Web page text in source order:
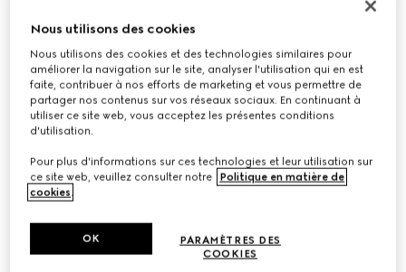
THE WHISPERING GROVE
Nous utilisons des cookies
Nous utilisons des cookies et des technologies similaires pour
améliorer la navigation sur le site, analyser l'utilisation qui en est
faite, contribuer à nos efforts de marketing et vous permettre de
partager nos contenus sur vos réseaux sociaux. En continuant à
utiliser ce site web, vous acceptez les présentes conditions
d'utilisation.
Pour plus d'informations sur ces technologies et leur utilisation sur
ce site web, veuillez consulter notre
Politique en matière de
cookies.
PARAMÈTRES DES
COOKIES
OK